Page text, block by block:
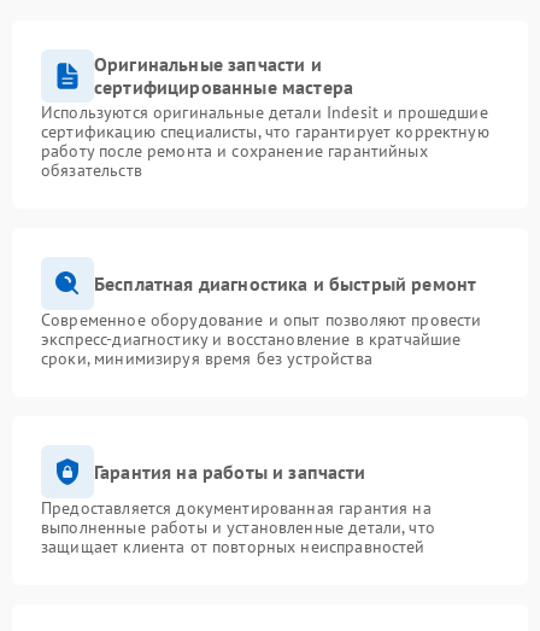
Оригинальные запчасти и
сертифицированные мастера
Используются оригинальные детали Indesit и прошедшие
сертификацию специалисты, что гарантирует корректную
работу после ремонта и сохранение гарантийных
обязательств
Бесплатная диагностика и быстрый ремонт
Современное оборудование и опыт позволяют провести
экспресс-диагностику и восстановление в кратчайшие
сроки, минимизируя время без устройства
Гарантия на работы и запчасти
Предоставляется документированная гарантия на
выполненные работы и установленные детали, что
защищает клиента от повторных неисправностей